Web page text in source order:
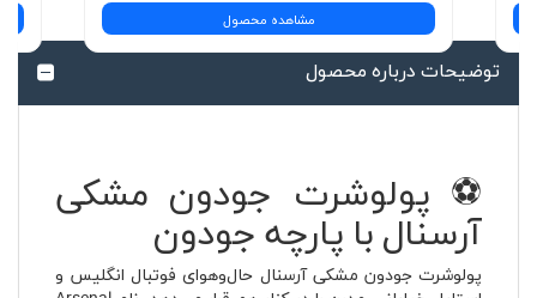
مشاهده محصول
توضیحات درباره محصول
⚽ پولوشرت جودون مشکی
آرسنال با پارچه جودون
پولوشرت جودون مشکی آرسنال حال‌وهوای فوتبال انگلیس و